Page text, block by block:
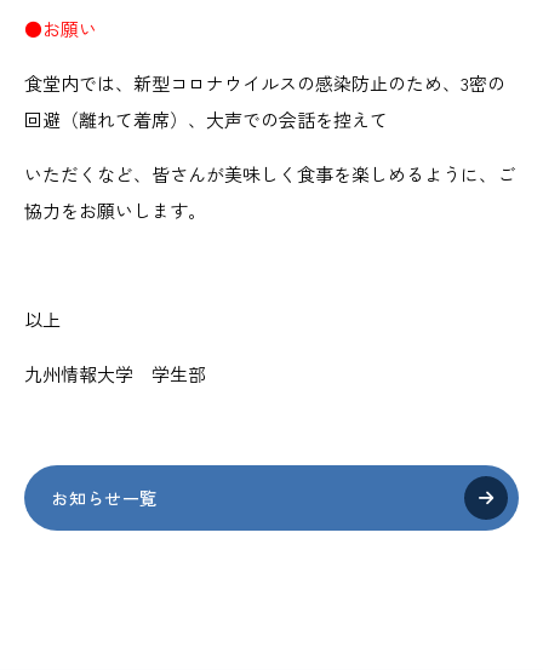
●お願い
食堂内では、新型コロナウイルスの感染防止のため、3密の
回避（離れて着席）、大声での会話を控えて
いただくなど、皆さんが美味しく食事を楽しめるように、ご
協力をお願いします。
以上
九州情報大学 学生部
お知らせ一覧